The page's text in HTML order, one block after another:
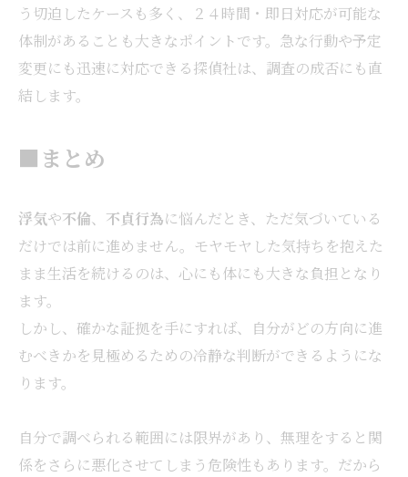
う切迫したケースも多く、２４時間・即日対応が可能な
体制があることも大きなポイントです。急な行動や予定
変更にも迅速に対応できる探偵社は、調査の成否にも直
結します。
■まとめ
浮気や不倫、 不貞行為に悩んだとき、ただ気づいている
だけでは前に進めません。モヤモヤした気持ちを抱えた
まま生活を続けるのは、心にも体にも大きな負担となり
ます。
しかし、確かな証拠を手にすれば、自分がどの方向に進
むべきかを見極めるための冷静な判断ができるようにな
ります。
自分で調べられる範囲には限界があり、無理をすると関
係をさらに悪化させてしまう危険性もあります。だから